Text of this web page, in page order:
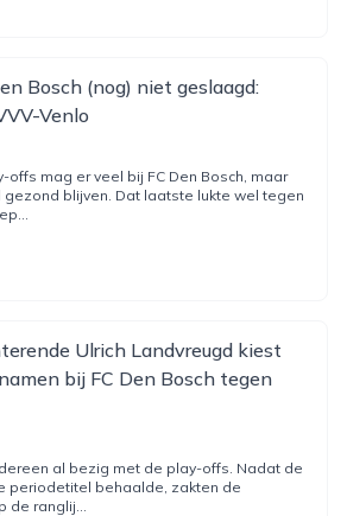
Bosch (nog) niet geslaagd:
Venlo
offs mag er veel bij FC Den Bosch, maar
blijven. Dat laatste lukte wel tegen
Ulrich Landvreugd kiest
bij FC Den Bosch tegen
al bezig met de play-offs. Nadat de
periodetitel behaalde, zakten de
de ranglij...